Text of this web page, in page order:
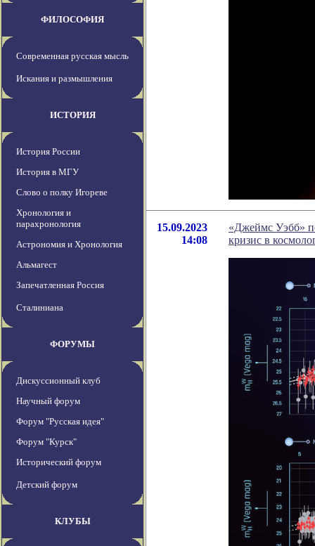
ФИЛОСОФИЯ
Современная русская мысль
Искания и размышления
ИСТОРИЯ
История России
История в МГУ
Слово о полку Игореве
Хронология и
парахронология
Астрономия и Хронология
Альмагест
Запечатленная Россия
Сталиниана
ФОРУМЫ
Дискуссионный клуб
Научный форум
Форум "Русская идея"
Форум "Курск"
Исторический форум
Детский форум
КЛУБЫ
15.09.2023
14:08
«Джеймс Уэбб»
кризис в